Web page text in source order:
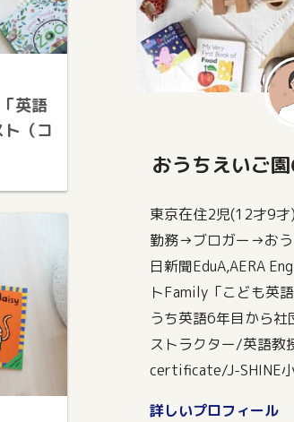
英語
（コ
おうちえいご園
東京在住2児(12才9
勤務→ブロガー→おう
日新聞EduA,AERA
トFamily「こども英
うち英語6年目から
ストラクター/英語教
certificate/J-SHINE
詳しいプロフィール